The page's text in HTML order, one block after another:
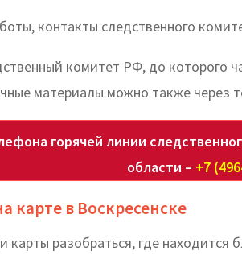
контакты следственного
комитет РФ, до которого
материалы можно также через
горячей линии
области – +7
карте в Воскресенске
карты разобраться, где